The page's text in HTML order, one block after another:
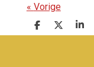
« Vorige
D
e
D
e
S
h